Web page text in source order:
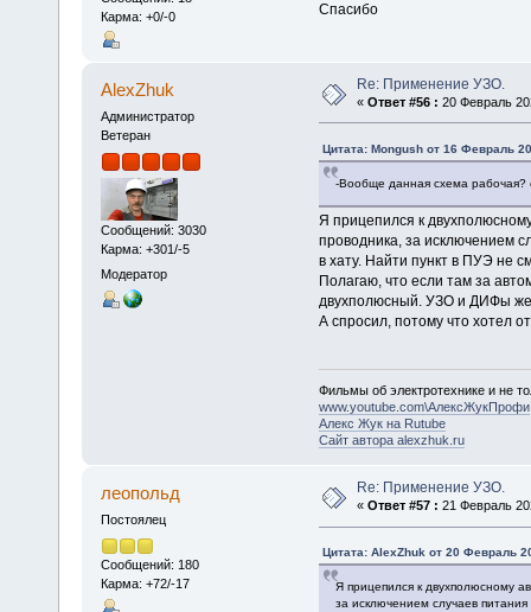
Карма: +0/-0
Спасибо
AlexZhuk
Администратор
Ветеран
Сообщений: 3030
Карма: +301/-5
Модератор
Re: Применение УЗО.
« Ответ #56 : 20 Февраль
Цитата: Mongush от 16 Февраль
-Вообще данная схема рабочая?
Я прицепился к
проводника, за исключением
в хату. Найти пункт в ПУЭ не
Полагаю, что если там за
двухполюсный. УЗО и ДИФы же
А спросил, потому что хотел
Фильмы об электротехнике и не
www.youtube.com\АлексЖукПрофи
Алекс Жук на Rutube
Сайт автора alexzhuk.ru
леопольд
Постоялец
Сообщений: 180
Карма: +72/-17
Re: Применение УЗО.
« Ответ #57 : 21 Февраль
Цитата: AlexZhuk от 20 Февраль
Я прицепился к двухполюсному
за исключением случаев